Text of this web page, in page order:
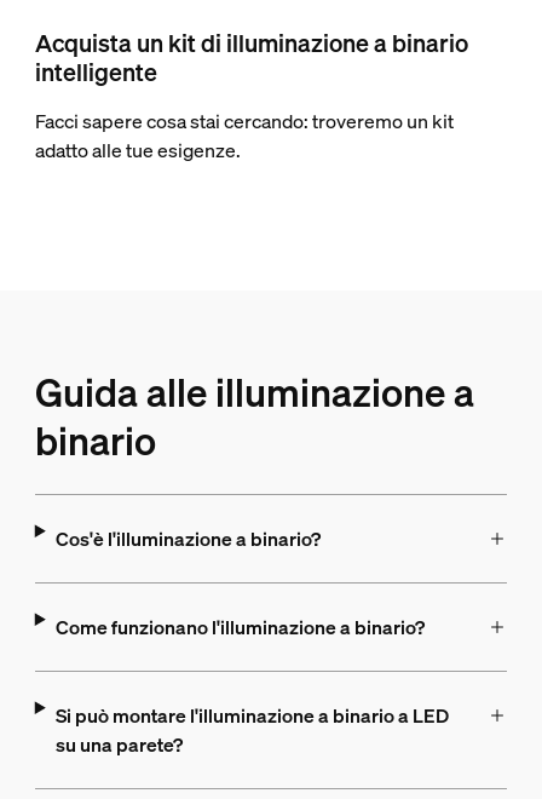
Acquista un kit di illuminazione a binario
intelligente
Facci sapere cosa stai cercando: troveremo un kit
adatto alle tue esigenze.
Guida alle illuminazione a
binario
Cos'è l'illuminazione a binario?
Come funzionano l'illuminazione a binario?
Si può montare l'illuminazione a binario a LED
su una parete?